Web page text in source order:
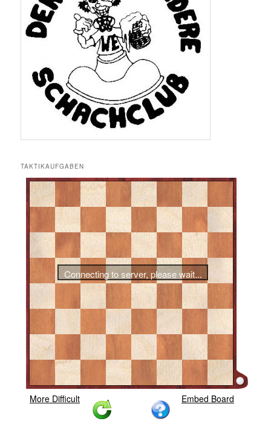
TAKTIKAUFGABEN